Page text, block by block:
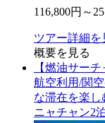
116,800円～
ツアー詳細を
概要を見る
【燃油サー
航空利用/関
な滞在を楽
ニャチャン2